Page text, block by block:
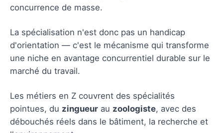
concurrence de masse.
La spécialisation n'est donc pas un handicap
d'orientation — c'est le mécanisme qui transforme
une niche en avantage concurrentiel durable sur le
marché du travail.
Les métiers en Z couvrent des spécialités
pointues, du zingueur au zoologiste, avec des
débouchés réels dans le bâtiment, la recherche et